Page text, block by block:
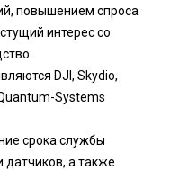
повышением спроса
интерес со
DJI, Skydio,
Systems
срока службы
датчиков, а также